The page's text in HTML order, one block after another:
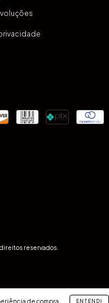
de compra. ENTENDI
reservados.